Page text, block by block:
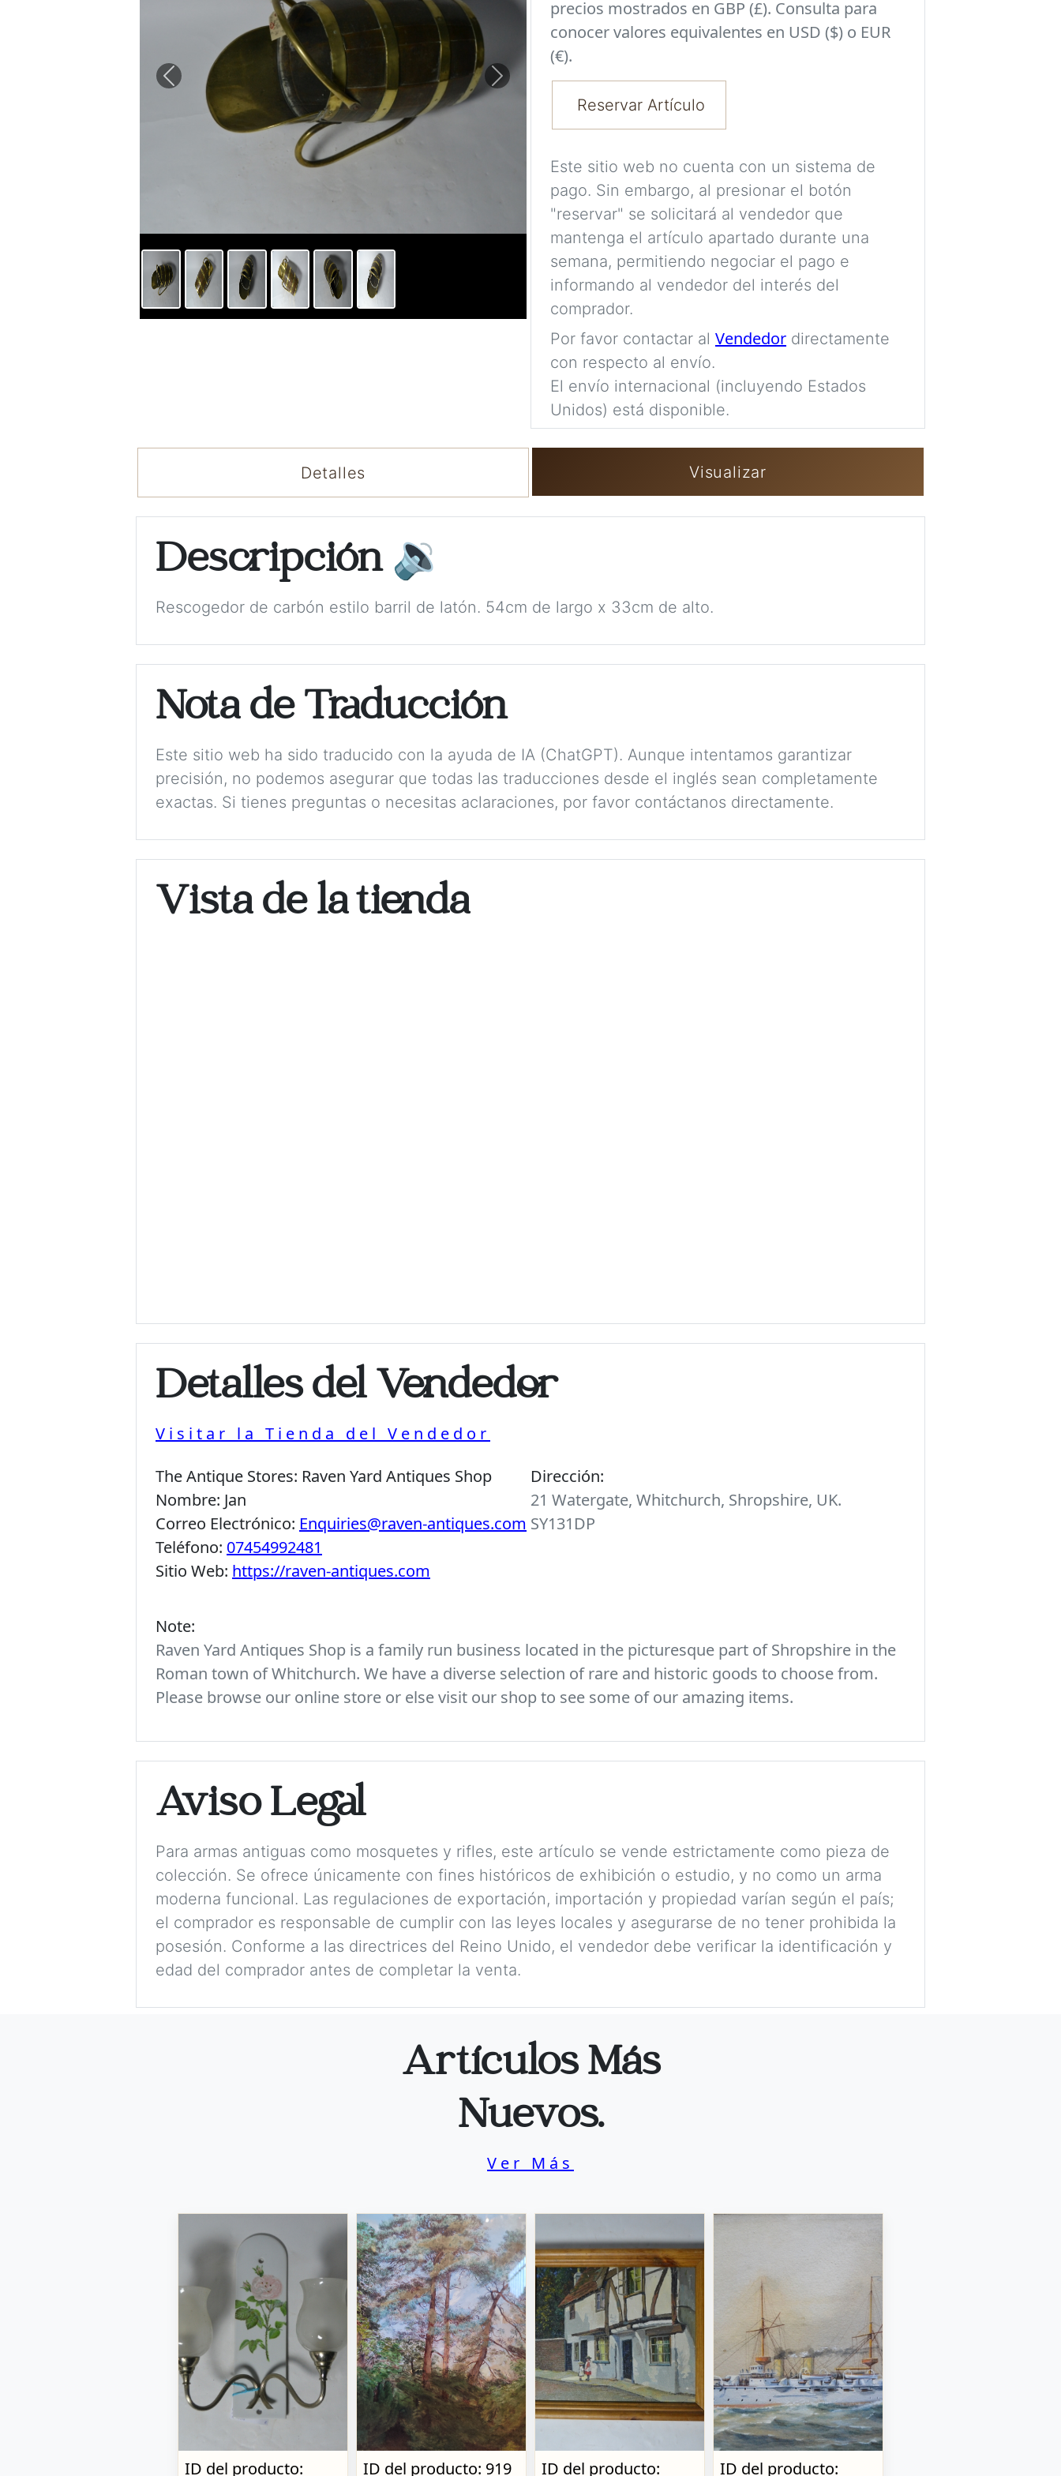
Previous Next
precios mostrados en GBP (£). Consulta para
conocer valores equivalentes en USD ($) o EUR
(€).
Reservar Artículo
Este sitio web no cuenta con un sistema de
pago. Sin embargo, al presionar el botón
"reservar" se solicitará al vendedor que
mantenga el artículo apartado durante una
semana, permitiendo negociar el pago e
informando al vendedor del interés del
comprador.
Por favor contactar al Vendedor directamente
con respecto al envío.
El envío internacional (incluyendo Estados
Unidos) está disponible.
Detalles Visualizar
Descripción 🔉
Rescogedor de carbón estilo barril de latón. 54cm de largo x 33cm de alto.
Nota de Traducción
Este sitio web ha sido traducido con la ayuda de IA (ChatGPT). Aunque intentamos garantizar
precisión, no podemos asegurar que todas las traducciones desde el inglés sean completamente
exactas. Si tienes preguntas o necesitas aclaraciones, por favor contáctanos directamente.
Vista de la tienda
Detalles del Vendedor
Visitar la Tienda del Vendedor
The Antique Stores: Raven Yard Antiques Shop
Nombre: Jan
Correo Electrónico: Enquiries@raven-antiques.com
Teléfono: 07454992481
Sitio Web: https://raven-antiques.com
Dirección:
21 Watergate, Whitchurch, Shropshire, UK.
SY131DP
Note:
Raven Yard Antiques Shop is a family run business located in the picturesque part of Shropshire in the
Roman town of Whitchurch. We have a diverse selection of rare and historic goods to choose from.
Please browse our online store or else visit our shop to see some of our amazing items.
Aviso Legal
Para armas antiguas como mosquetes y rifles, este artículo se vende estrictamente como pieza de
colección. Se ofrece únicamente con fines históricos de exhibición o estudio, y no como un arma
moderna funcional. Las regulaciones de exportación, importación y propiedad varían según el país;
el comprador es responsable de cumplir con las leyes locales y asegurarse de no tener prohibida la
posesión. Conforme a las directrices del Reino Unido, el vendedor debe verificar la identificación y
edad del comprador antes de completar la venta.
Artículos Más
Nuevos.
Ver Más
ID del producto: ID del producto: 919 ID del producto: ID del producto: